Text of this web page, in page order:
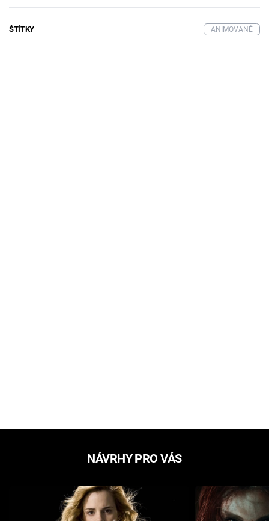
ŠTÍTKY ANIMOVANÉ
NÁVRHY PRO VÁS